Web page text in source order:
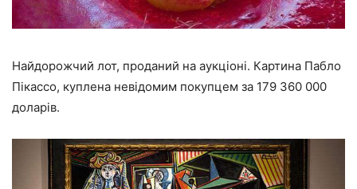
Найдорожчий лот, проданий на аукціоні. Картина Пабло
Пікассо, куплена невідомим покупцем за 179 360 000
доларів.